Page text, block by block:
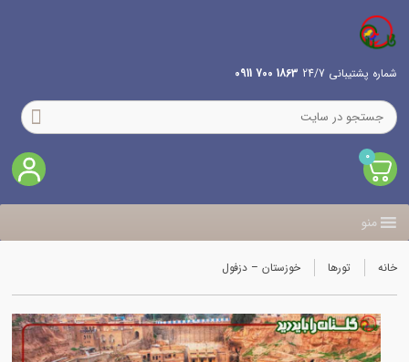
شماره پشتیبانی 24/7 1863 700 0911
0
منو
خانه تورها خوزستان – دزفول